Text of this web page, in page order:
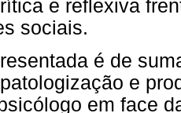
e reflexiva
sociais.
é de
e
em face